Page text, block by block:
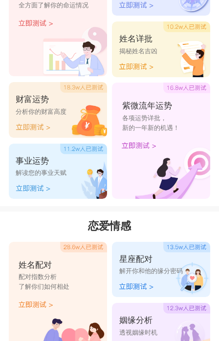
全方面了解你的命运情况
财富运势
分析你的财富高度
事业运势
解读您的事业天赋
姓名详批
揭秘姓名吉凶
紫微流年运势
各项运势详批，
新的一年新的机遇！
恋爱情感
姓名配对
配对指数分析
了解你们如何相处
星座配对
解开你和他的缘分密码
姻缘分析
透视姻缘时机